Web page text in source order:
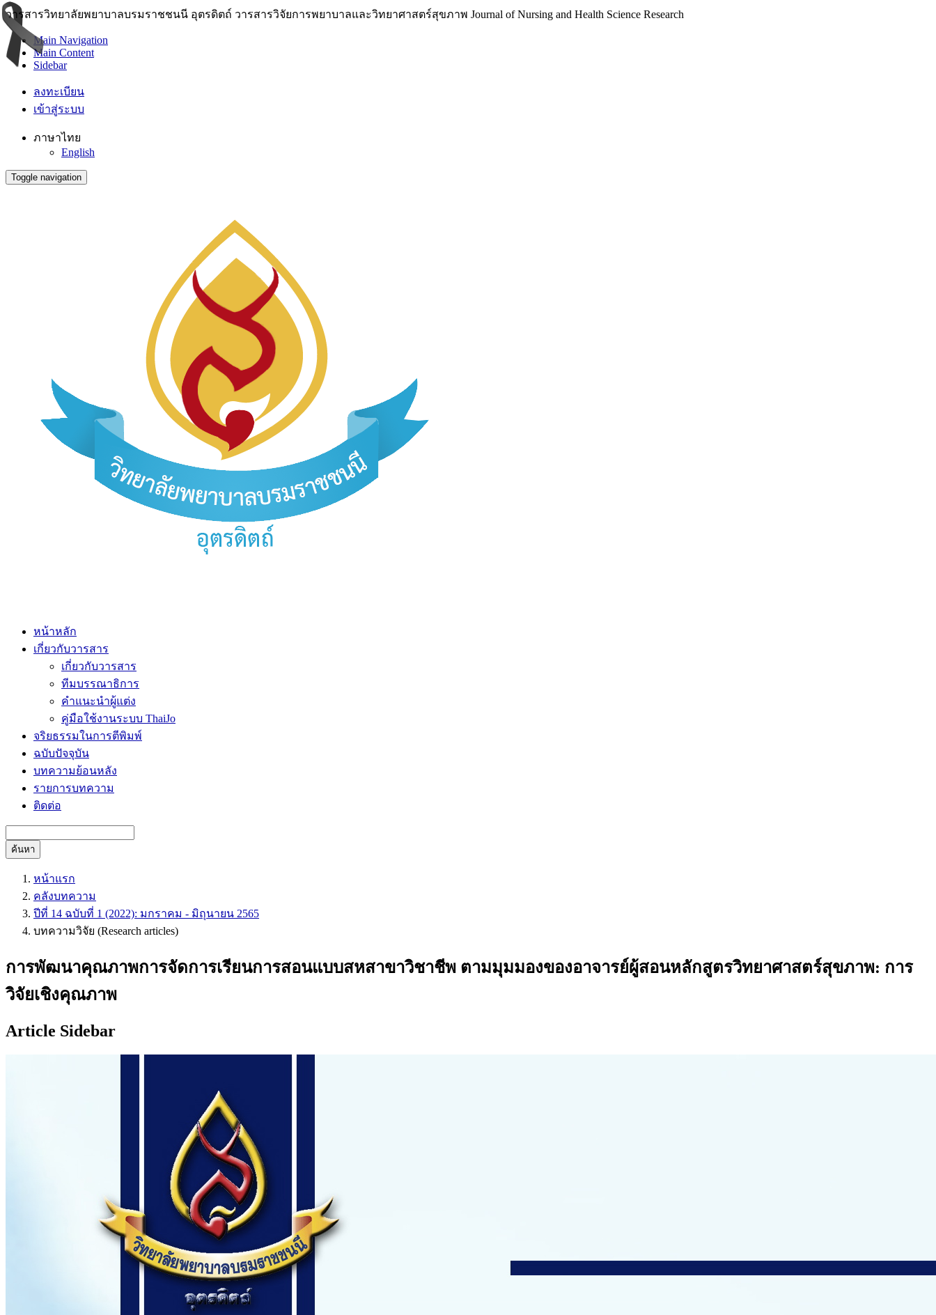
วารสารวิทยาลัยพยาบาลบรมราชชนนี อุตรดิตถ์ วารสารวิจัยการพยาบาลและวิทยาศาสตร์สุขภาพ Journal of Nursing and Health Science Research
Main Navigation
Main Content
Sidebar
ลงทะเบียน
เข้าสู่ระบบ
ภาษาไทย
English
Toggle navigation
หน้าหลัก
เกี่ยวกับวารสาร
เกี่ยวกับวารสาร
ทีมบรรณาธิการ
คำแนะนำผู้แต่ง
คู่มือใช้งานระบบ ThaiJo
จริยธรรมในการตีพิมพ์
ฉบับปัจจุบัน
บทความย้อนหลัง
รายการบทความ
ติดต่อ
ค้นหา
หน้าแรก
คลังบทความ
ปีที่ 14 ฉบับที่ 1 (2022): มกราคม - มิถุนายน 2565
บทความวิจัย (Research articles)
การพัฒนาคุณภาพการจัดการเรียนการสอนแบบสหสาขาวิชาชีพ ตามมุมมองของอาจารย์ผู้สอนหลักสูตรวิทยาศาสตร์สุขภาพ: การ
วิจัยเชิงคุณภาพ
Article Sidebar